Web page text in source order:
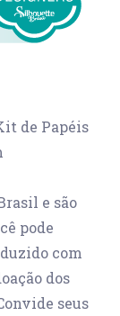
de Papéis
e são
pode
com
dos
seus